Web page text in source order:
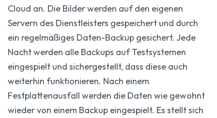
Cloud an. Die Bilder werden auf den eigenen
Servern des Dienstleisters gespeichert und durch
ein regelmäßiges Daten-Backup gesichert. Jede
Nacht werden alle Backups auf Testsystemen
eingespielt und sichergestellt, dass diese auch
weiterhin funktionieren. Nach einem
Festplattenausfall werden die Daten wie gewohnt
wieder von einem Backup eingespielt. Es stellt sich